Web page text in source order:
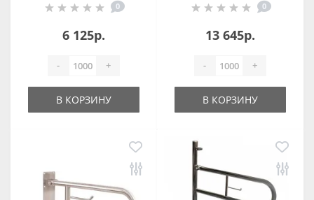
TPGSP
0
6 125р.
- +
В КОРЗИНУ
Возможностями
сталь F, 15051.60.F
0
13 645р.
- +
В КОРЗИНУ